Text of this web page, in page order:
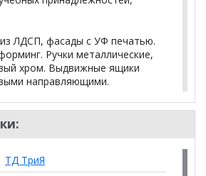
ЛДСП, фасады с УФ печатью.
Ручки металлические,
хром. Выдвижные ящики
направляющими.
Белый
мм
ТД ТриЯ